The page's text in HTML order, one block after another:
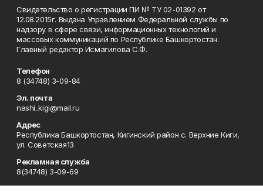
Свидетельство о регистрации ПИ № ТУ 02-01392 от
12.08.2015г. Выдана Управлением Федеральной службы по
надзору в сфере связи, информационных технологий и
массовых коммуникаций по Республике Башкортостан.
Главный редактор Исмагилова С.Ф.
Телефон
8 (34748) 3-09-84
Эл. почта
nashi_kigi@mail.ru
Адрес
Республика Башкортостан, Кигинский район с. Верхние Киги,
ул. Советская13
Рекламная служба
8(34748) 3-09-69
Приемная